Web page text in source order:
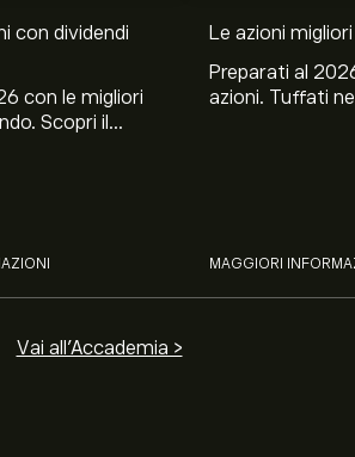
con dividendi
con le migliori
Scopri il
Le azioni
Preparati al
azioni. Tuffati
MAGGIORI
Vai all'Accademia >
azioni 3311.HK è di 8.41‎$‎.
crescita prevista. Consulta le
i futuri movimenti dei prezzi.